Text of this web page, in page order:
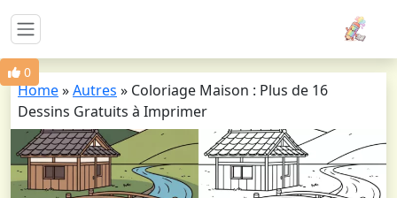
0
Home»Autres » Coloriage Maison : Plus de 16
Dessins Gratuits à Imprimer